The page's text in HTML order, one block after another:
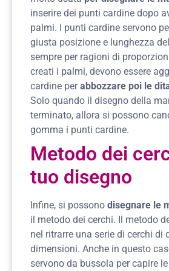
inserire dei punti cardine dopo
palmi. I punti cardine servono
giusta posizione e lunghezza
sempre per ragioni di
creati i palmi, devono essere
cardine perabbozzare poi le
Solo quando il disegno della
terminato, allora si possono
gomma i punti cardine.
Metodo dei
tuo disegno
Infine, si possono disegnare le
il metodo dei cerchi. Il metodo
nel ritrarre una serie di cerchi di
dimensioni. Anche in questo
servono da bussola per capire